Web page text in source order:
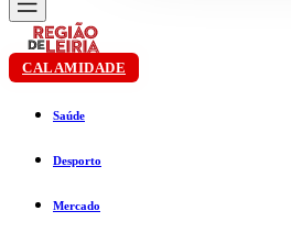
CALAMIDADE
Saúde
Desporto
Mercado